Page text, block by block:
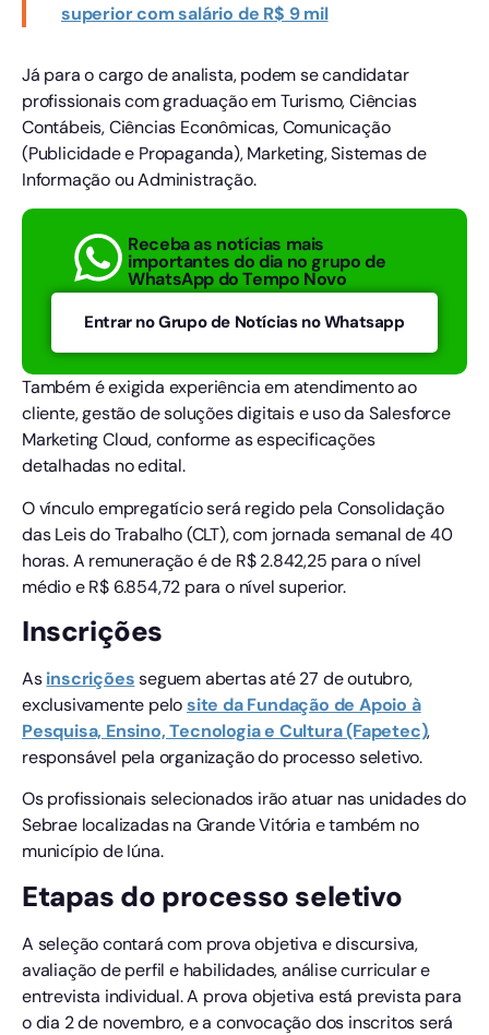
superior com salário de R$ 9 mil
Já para o cargo de analista, podem se candidatar
profissionais com graduação em Turismo, Ciências
Contábeis, Ciências Econômicas, Comunicação
(Publicidade e Propaganda), Marketing, Sistemas de
Informação ou Administração.
Receba as notícias mais
importantes do dia no grupo de
WhatsApp do Tempo Novo
Entrar no Grupo de Notícias no Whatsapp
Também é exigida experiência em atendimento ao
cliente, gestão de soluções digitais e uso da Salesforce
Marketing Cloud, conforme as especificações
detalhadas no edital.
O vínculo empregatício será regido pela Consolidação
das Leis do Trabalho (CLT), com jornada semanal de 40
horas. A remuneração é de R$ 2.842,25 para o nível
médio e R$ 6.854,72 para o nível superior.
Inscrições
Asinscriçõesseguem abertas até 27 de outubro,
exclusivamente pelosite da Fundação de Apoio à
Pesquisa, Ensino, Tecnologia e Cultura (Fapetec),
responsável pela organização do processo seletivo.
Os profissionais selecionados irão atuar nas unidades do
Sebrae localizadas na Grande Vitória e também no
município de Iúna.
Etapas do processo seletivo
A seleção contará com prova objetiva e discursiva,
avaliação de perfil e habilidades, análise curricular e
entrevista individual. A prova objetiva está prevista para
o dia 2 de novembro, e a convocação dos inscritos será